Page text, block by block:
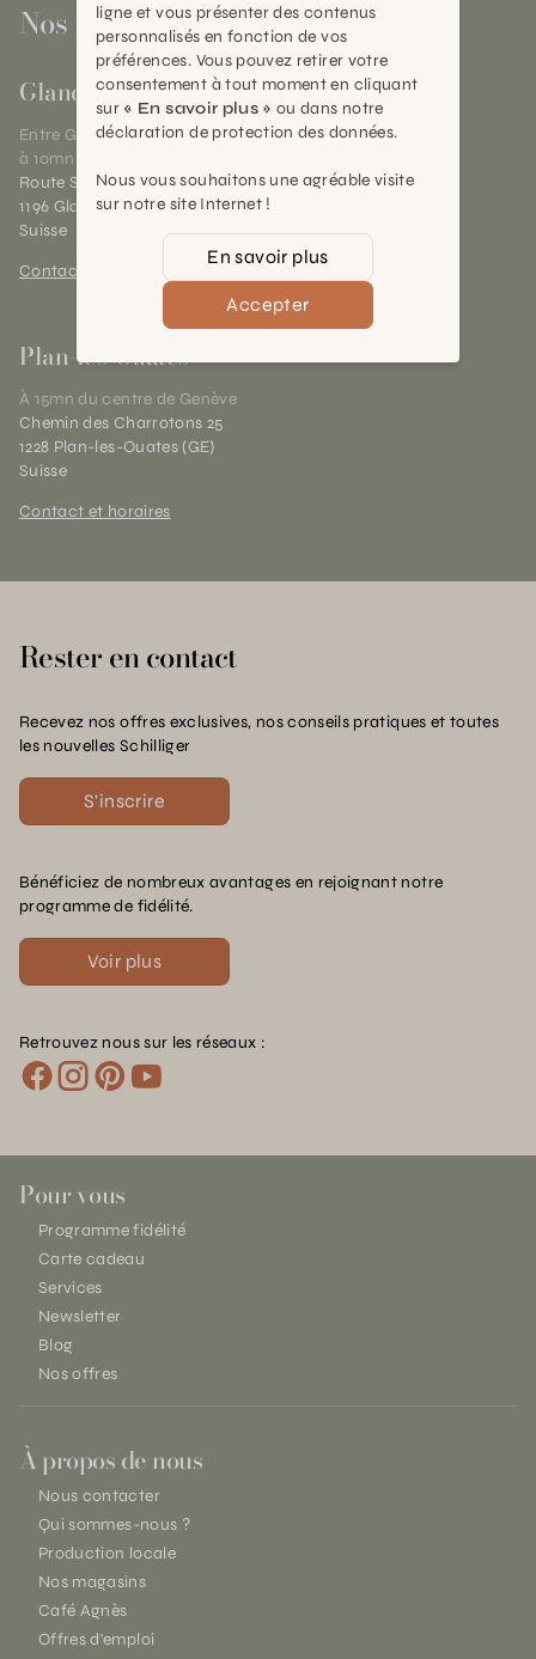
Nos magasins
Gland
Entre Genève et Lausanne,
à 10mn de Nyon
Route Suisse 40
1196 Gland (VD)
Suisse
Contact et horaires
Plan-les-Ouates
À 15mn du centre de Genève
Chemin des Charrotons 25
1228 Plan-les-Ouates (GE)
Suisse
Contact et horaires
Rester en contact
Recevez nos offres exclusives, nos conseils pratiques et toutes
les nouvelles Schilliger
S'inscrire
Bénéficiez de nombreux avantages en rejoignant notre
programme de fidélité.
Voir plus
Retrouvez nous sur les réseaux :
Pour vous
Programme fidélité
Carte cadeau
Services
Newsletter
Blog
Nos offres
À propos de nous
Nous contacter
Qui sommes-nous ?
Production locale
Nos magasins
Café Agnès
Offres d'emploi
ligne et vous présenter des contenus
personnalisés en fonction de vos
préférences. Vous pouvez retirer votre
consentement à tout moment en cliquant
sur « En savoir plus » ou dans notre
déclaration de protection des données.
Nous vous souhaitons une agréable visite
sur notre site Internet !
En savoir plus
Accepter